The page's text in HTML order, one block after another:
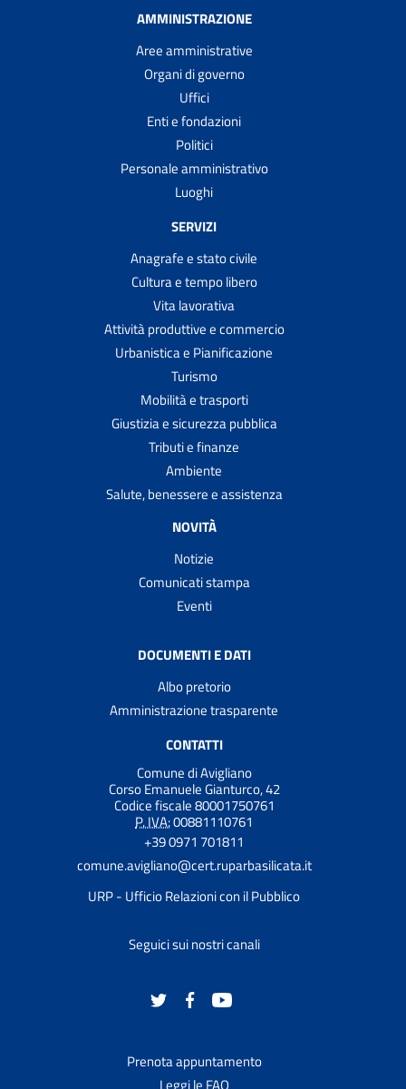
AMMINISTRAZIONE
Aree amministrative
Organi di governo
Uffici
Enti e fondazioni
Politici
Personale amministrativo
Luoghi
SERVIZI
Anagrafe e stato civile
Cultura e tempo libero
Vita lavorativa
Attività produttive e commercio
Urbanistica e Pianificazione
Turismo
Mobilità e trasporti
Giustizia e sicurezza pubblica
Tributi e finanze
Ambiente
Salute, benessere e assistenza
NOVITÀ
Notizie
Comunicati stampa
Eventi
DOCUMENTI E DATI
Albo pretorio
Amministrazione trasparente
CONTATTI
Comune di Avigliano
Corso Emanuele Gianturco, 42
Codice fiscale 80001750761
P. IVA:00881110761
+39 0971 701811
comune.avigliano@cert.ruparbasilicata.it
URP - Ufficio Relazioni con il Pubblico
Seguici sui nostri canali
Prenota appuntamento
Leggi le FAQ